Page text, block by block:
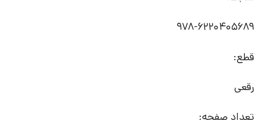
978-6220405689
قطع:
رقعی
تعداد صفحه: